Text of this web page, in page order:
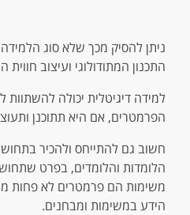
ניתן להסיק מכך שלא סוג
התכנון המתודולוגי ועיצוב חווית
למידה דיגיטלית יכולה
הפרמטרים, אם היא תתוכנן
חשוב גם להתייחס ולהכיר
הלומדות והלומדים, בפרט
משימות הם פרמטרים לא פחות
הידע במשימות ומבחנים.